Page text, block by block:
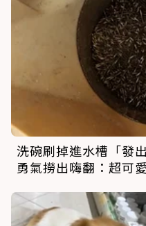
洗碗刷掉進水槽「發
勇氣撈出嗨翻：超可愛